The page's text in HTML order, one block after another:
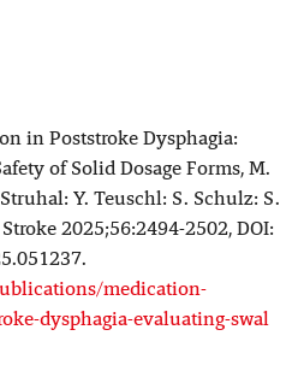
in Poststroke Dysphagia:
of Solid Dosage Forms, M.
Y. Teuschl: S. Schulz: S.
2025;56:2494-2502, DOI:
medication-
dysphagia-evaluating-swal